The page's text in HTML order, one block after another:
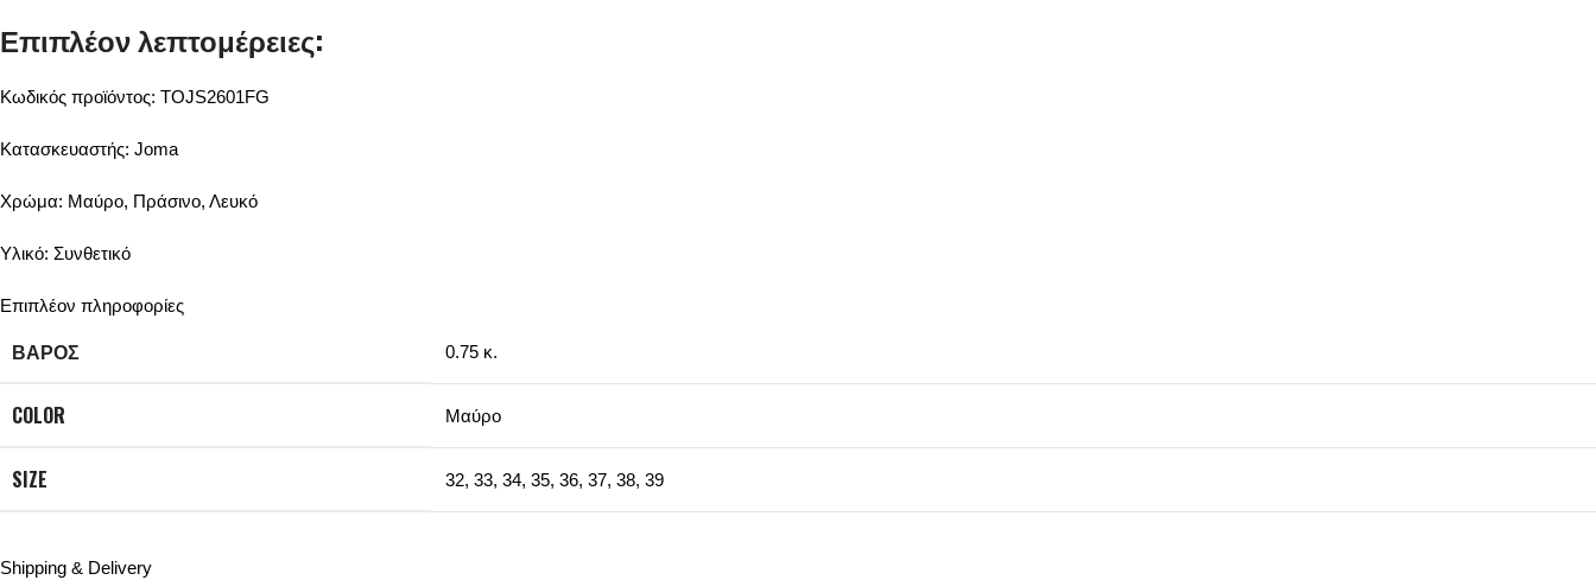
Επιπλέον λεπτομέρειες:
Κωδικός προϊόντος: TOJS2601FG
Κατασκευαστής: Joma
Χρώμα: Μαύρο, Πράσινο, Λευκό
Υλικό: Συνθετικό
Επιπλέον πληροφορίες
ΒΆΡΟΣ 0.75 κ.
COLOR Μαύρο
SIZE 32, 33, 34, 35, 36, 37, 38, 39
Shipping & Delivery